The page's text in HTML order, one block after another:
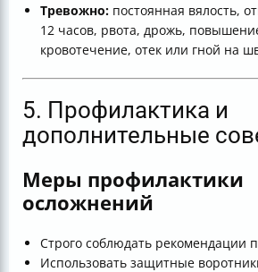
Тревожно: постоянная вялость,
12 часов, рвота, дрожь,
кровотечение, отек или гной на
5. Профилактика и
дополнительные
Меры профилактики
осложнений
Строго соблюдать рекомендации
Использовать защитные